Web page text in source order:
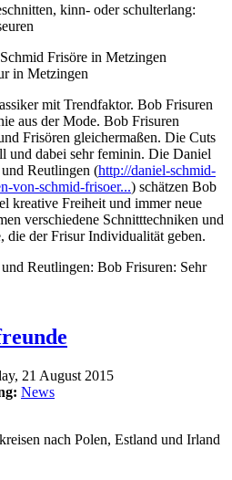
kinn- oder schulterlang:
in Metzingen
mit Trendfaktor. Bob Frisuren
aus der Mode. Bob Frisuren
Frisören gleichermaßen. Die Cuts
und dabei sehr feminin. Die Daniel
Reutlingen (http://daniel-schmid-
von-schmid-frisoer...) schätzen Bob
kreative Freiheit und immer neue
verschiedene Schnitttechniken und
die der Frisur Individualität geben.
Reutlingen: Bob Frisuren: Sehr
21 August 2015
News
nach Polen, Estland und Irland